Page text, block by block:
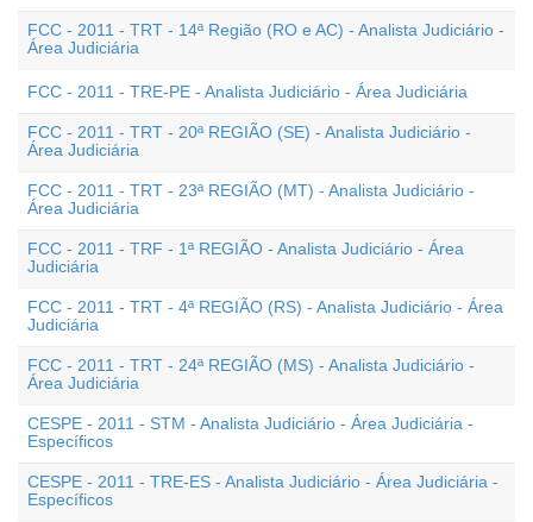
FCC - 2011 - TRT - 14ª Região (RO e AC) - Analista Judiciário -
Área Judiciária
FCC - 2011 - TRE-PE - Analista Judiciário - Área Judiciária
FCC - 2011 - TRT - 20ª REGIÃO (SE) - Analista Judiciário -
Área Judiciária
FCC - 2011 - TRT - 23ª REGIÃO (MT) - Analista Judiciário -
Área Judiciária
FCC - 2011 - TRF - 1ª REGIÃO - Analista Judiciário - Área
Judiciária
FCC - 2011 - TRT - 4ª REGIÃO (RS) - Analista Judiciário - Área
Judiciária
FCC - 2011 - TRT - 24ª REGIÃO (MS) - Analista Judiciário -
Área Judiciária
CESPE - 2011 - STM - Analista Judiciário - Área Judiciária -
Específicos
CESPE - 2011 - TRE-ES - Analista Judiciário - Área Judiciária -
Específicos